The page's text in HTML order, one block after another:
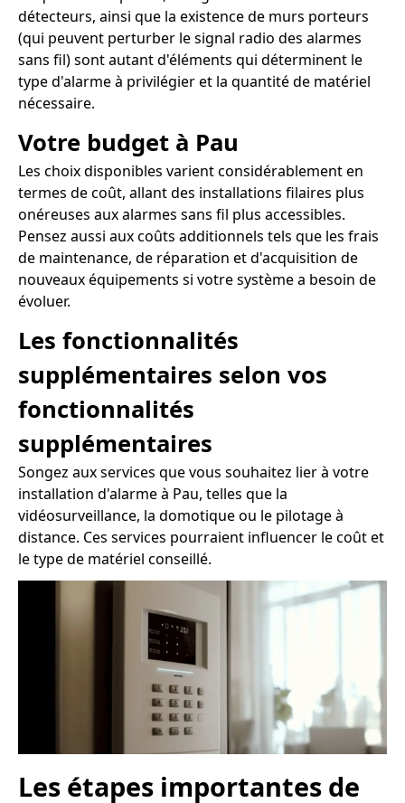
détecteurs, ainsi que la existence de murs porteurs
(qui peuvent perturber le signal radio des alarmes
sans fil) sont autant d'éléments qui déterminent le
type d'alarme à privilégier et la quantité de matériel
nécessaire.
Votre budget à Pau
Les choix disponibles varient considérablement en
termes de coût, allant des installations filaires plus
onéreuses aux alarmes sans fil plus accessibles.
Pensez aussi aux coûts additionnels tels que les frais
de maintenance, de réparation et d'acquisition de
nouveaux équipements si votre système a besoin de
évoluer.
Les fonctionnalités
supplémentaires selon vos
fonctionnalités
supplémentaires
Songez aux services que vous souhaitez lier à votre
installation d'alarme à Pau, telles que la
vidéosurveillance, la domotique ou le pilotage à
distance. Ces services pourraient influencer le coût et
le type de matériel conseillé.
Les étapes importantes de